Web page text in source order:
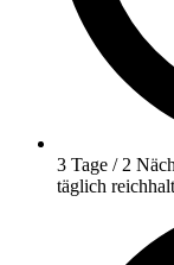
3 Tage / 2
täglich